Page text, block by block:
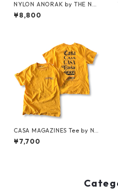
NYLON ANORAK by THE NO
RTH FACE
¥8,800
CASA MAGAZINES Tee by Nei
ghborhood Spot
¥7,700